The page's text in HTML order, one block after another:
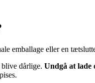
emballage eller en
dårlige. Undgå at lade